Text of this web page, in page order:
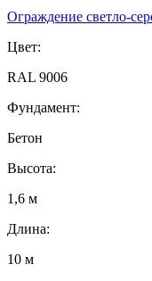
Ограждение светло-
Цвет:
RAL 9006
Фундамент:
Бетон
Высота:
1,6 м
Длина:
10 м